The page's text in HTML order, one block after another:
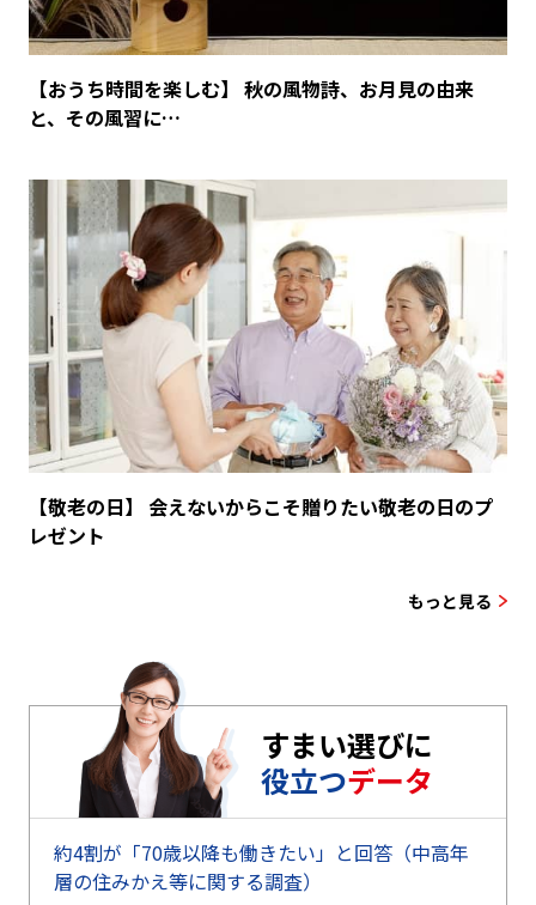
【おうち時間を楽しむ】 秋の風物詩、お月見の由来
と、その風習に…
【敬老の日】 会えないからこそ贈りたい敬老の日のプ
レゼント
もっと見る
すまい選びに
役立つデータ
約4割が「70歳以降も働きたい」と回答（中高年
層の住みかえ等に関する調査）